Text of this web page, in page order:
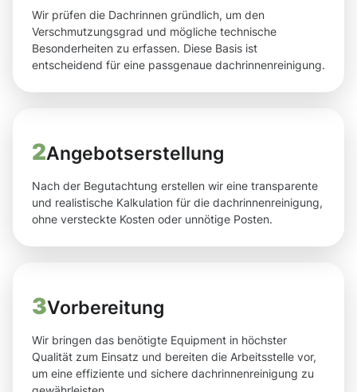
Wir prüfen die Dachrinnen gründlich, um den
Verschmutzungsgrad und mögliche technische
Besonderheiten zu erfassen. Diese Basis ist
entscheidend für eine passgenaue dachrinnenreinigung.
2Angebotserstellung
Nach der Begutachtung erstellen wir eine transparente
und realistische Kalkulation für die dachrinnenreinigung,
ohne versteckte Kosten oder unnötige Posten.
3Vorbereitung
Wir bringen das benötigte Equipment in höchster
Qualität zum Einsatz und bereiten die Arbeitsstelle vor,
um eine effiziente und sichere dachrinnenreinigung zu